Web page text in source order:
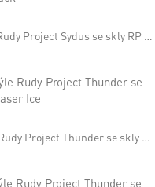
Černé sluneční brýle Rudy Project Sydus se skly RP Optics Smoke Black
Modré sluneční brýle Rudy Project Thunder se skly RP Optics Multilaser Ice